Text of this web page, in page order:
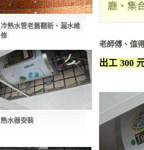
冷熱水管老舊翻新、漏水維
修
熱水器安裝
廳、集
老師傅、值
出工 300